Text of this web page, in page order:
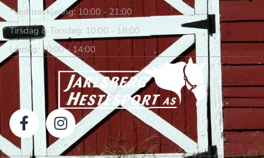
*Ved travkjøring: 10:00 - 21:00
Tirsdag & Torsdag: 10:00 - 18:00
Lørdag: 10:00 - 14:00